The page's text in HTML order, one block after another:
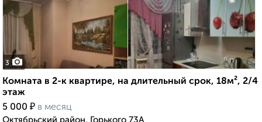
3
Комната в 2-к квартире, на длительный срок, 18м², 2/4
этаж
5 000 ₽ в месяц
Октябрьский район, Горького 73А